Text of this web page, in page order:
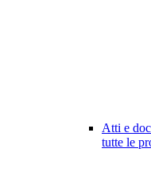
Atti e
tutte le